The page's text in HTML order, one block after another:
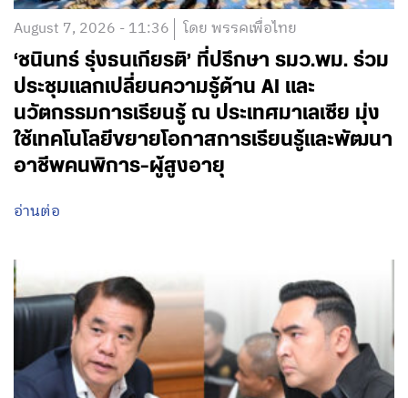
August 7, 2026 - 11:36 โดย พรรคเพื่อไทย
‘ชนินทร์ รุ่งธนเกียรติ’ ที่ปรึกษา รมว.พม. ร่วม
ประชุมแลกเปลี่ยนความรู้ด้าน AI และ
นวัตกรรมการเรียนรู้ ณ ประเทศมาเลเซีย มุ่ง
ใช้เทคโนโลยีขยายโอกาสการเรียนรู้และพัฒนา
อาชีพคนพิการ-ผู้สูงอายุ
อ่านต่อ